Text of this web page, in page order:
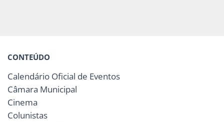
CONTEÚDO
Calendário Oficial de Eventos
Câmara Municipal
Cinema
Colunistas